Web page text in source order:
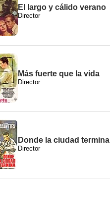
El largo y cálido verano
Director
Más fuerte que la vida
Director
Donde la ciudad termina
Director